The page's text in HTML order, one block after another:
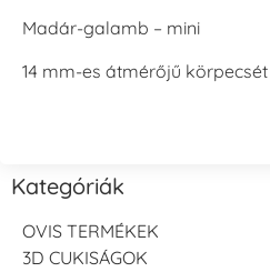
Madár-galamb – mini
14 mm-es átmérőjű
Kategóriák
OVIS TERMÉKEK
3D CUKISÁGOK